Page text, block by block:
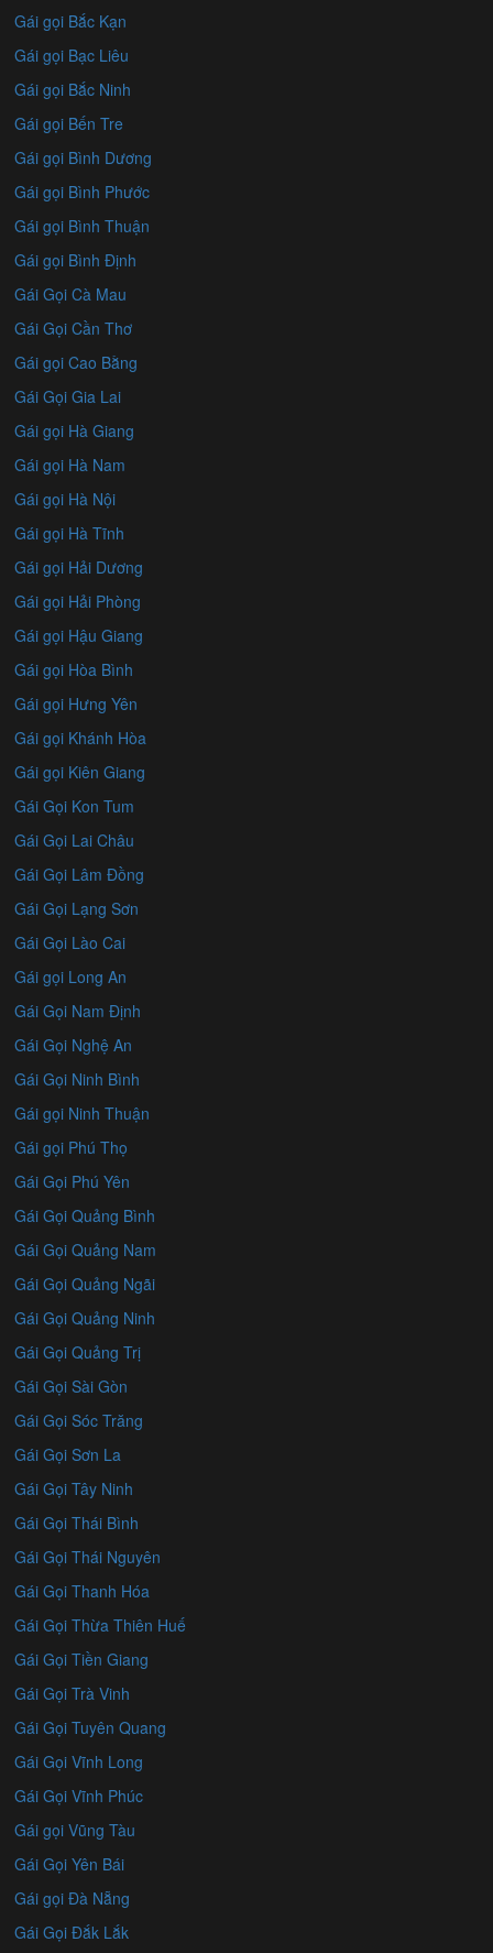
Gái gọi Bắc Kạn
Gái gọi Bạc Liêu
Gái gọi Bắc Ninh
Gái gọi Bến Tre
Gái gọi Bình Dương
Gái gọi Bình Phước
Gái gọi Bình Thuận
Gái gọi Bình Định
Gái Gọi Cà Mau
Gái Gọi Cần Thơ
Gái gọi Cao Bằng
Gái Gọi Gia Lai
Gái gọi Hà Giang
Gái gọi Hà Nam
Gái gọi Hà Nội
Gái gọi Hà Tĩnh
Gái gọi Hải Dương
Gái gọi Hải Phòng
Gái gọi Hậu Giang
Gái gọi Hòa Bình
Gái gọi Hưng Yên
Gái gọi Khánh Hòa
Gái gọi Kiên Giang
Gái Gọi Kon Tum
Gái Gọi Lai Châu
Gái Gọi Lâm Đồng
Gái Gọi Lạng Sơn
Gái Gọi Lào Cai
Gái gọi Long An
Gái Gọi Nam Định
Gái Gọi Nghệ An
Gái Gọi Ninh Bình
Gái gọi Ninh Thuận
Gái gọi Phú Thọ
Gái Gọi Phú Yên
Gái Gọi Quảng Bình
Gái Gọi Quảng Nam
Gái Gọi Quảng Ngãi
Gái Gọi Quảng Ninh
Gái Gọi Quảng Trị
Gái Gọi Sài Gòn
Gái Gọi Sóc Trăng
Gái Gọi Sơn La
Gái Gọi Tây Ninh
Gái Gọi Thái Bình
Gái Gọi Thái Nguyên
Gái Gọi Thanh Hóa
Gái Gọi Thừa Thiên Huế
Gái Gọi Tiền Giang
Gái Gọi Trà Vinh
Gái Gọi Tuyên Quang
Gái Gọi Vĩnh Long
Gái Gọi Vĩnh Phúc
Gái gọi Vũng Tàu
Gái Gọi Yên Bái
Gái gọi Đà Nẵng
Gái Gọi Đắk Lắk